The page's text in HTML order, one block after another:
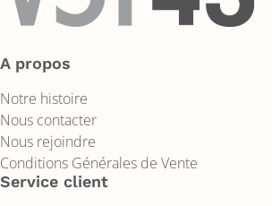
A propos
Notre histoire
Nous contacter
Nous rejoindre
Conditions Générales de Vente
Service client